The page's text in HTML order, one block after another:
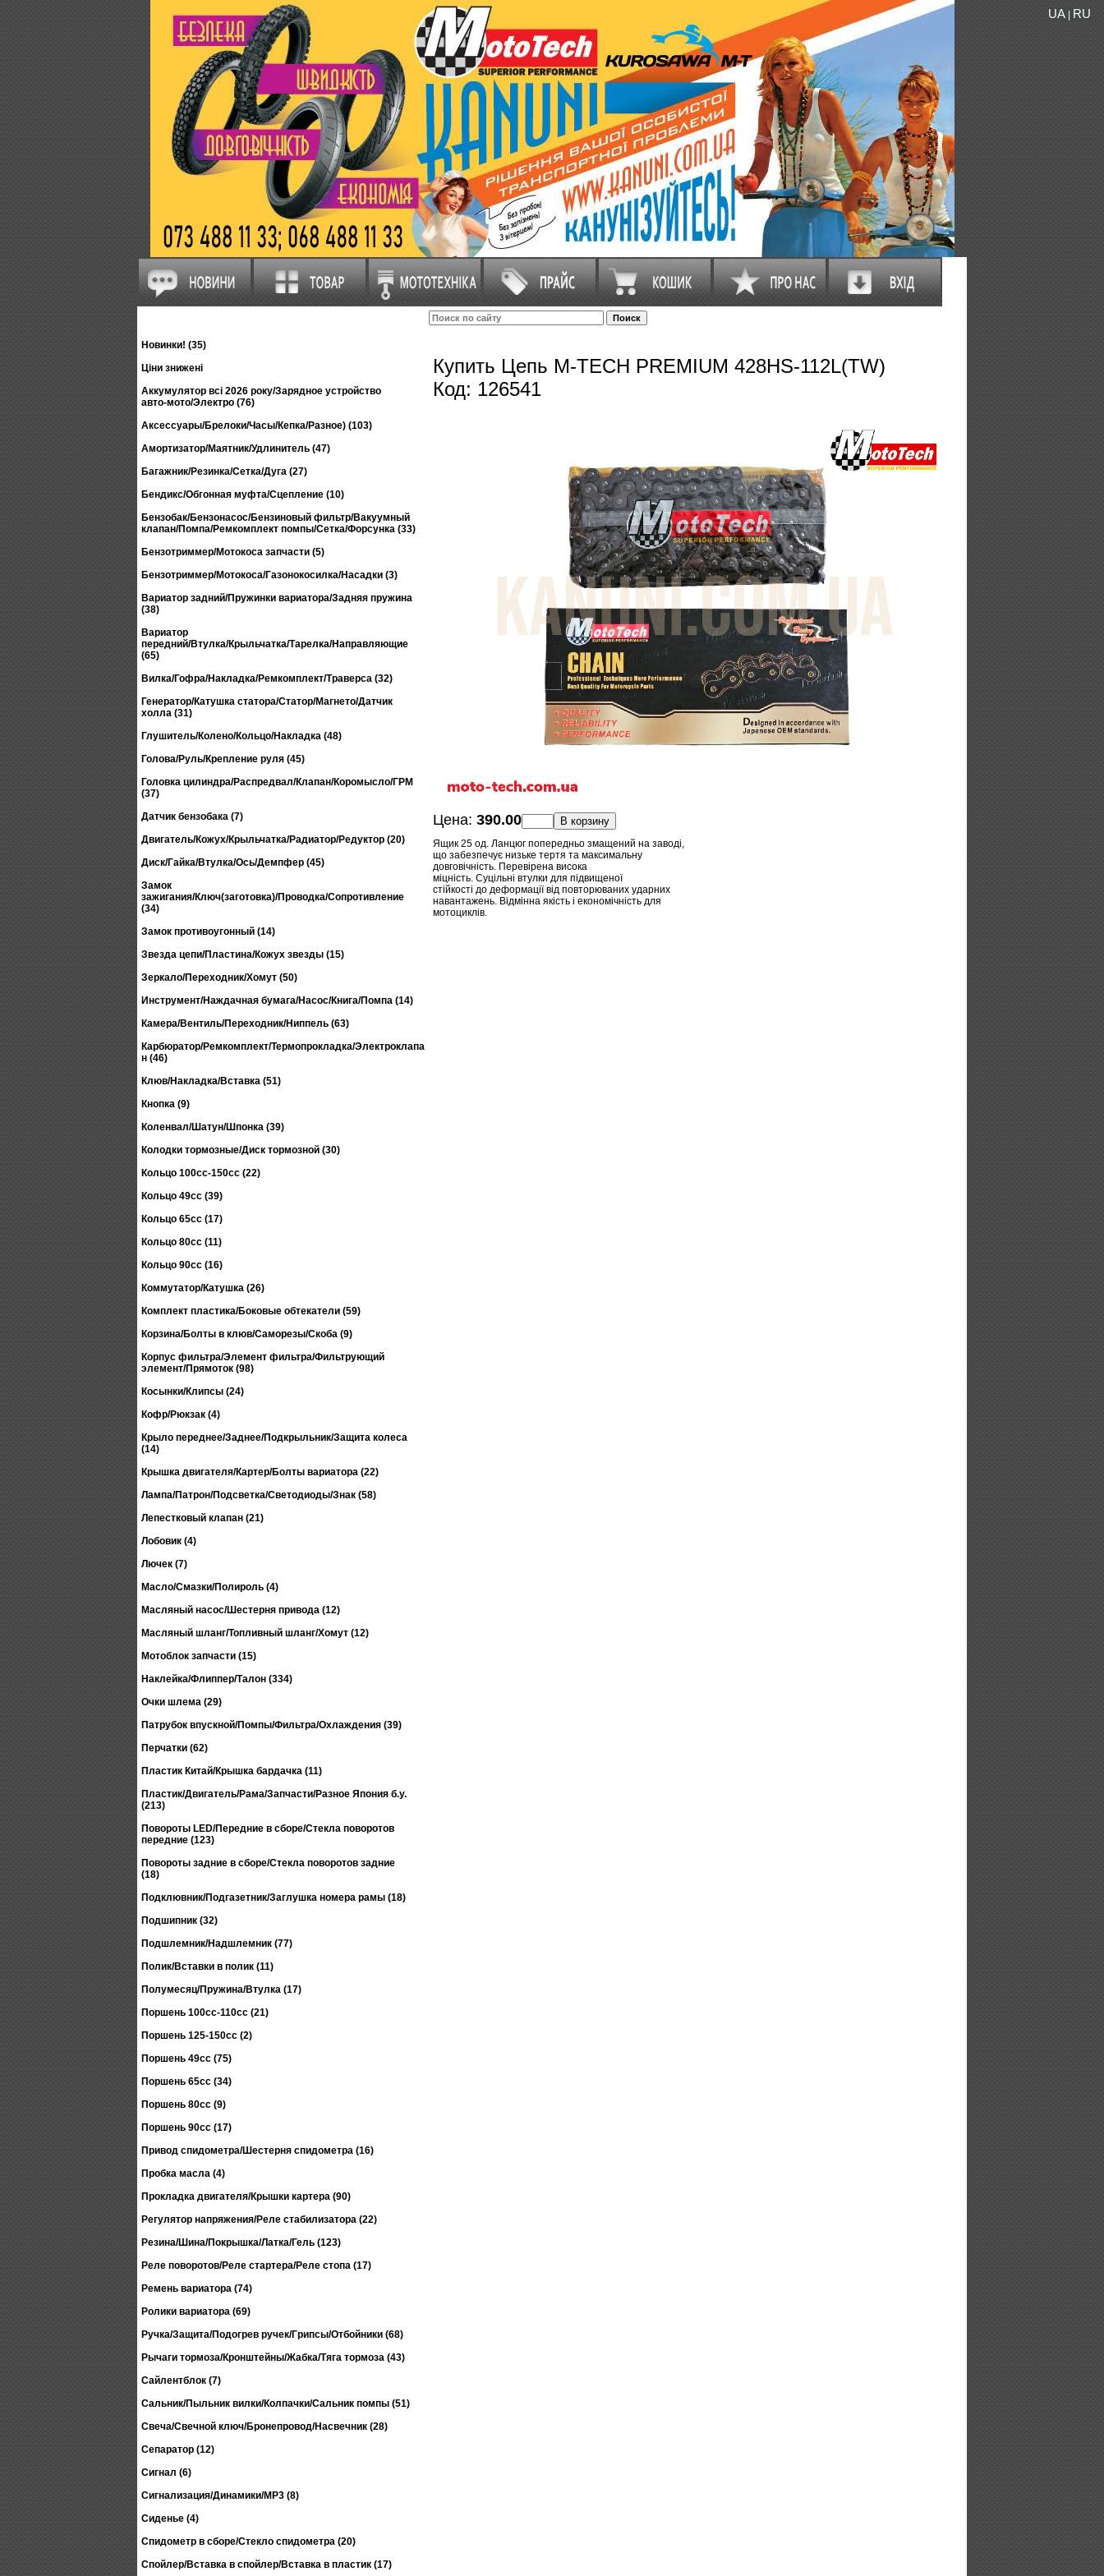
UA RU
Новинки! (35)
Ціни знижені
Аккумулятор всі 2026 року/Зарядное устройство
авто-мото/Электро (76)
Аксессуары/Брелоки/Часы/Кепка/Разное) (103)
Амортизатор/Маятник/Удлинитель (47)
Багажник/Резинка/Сетка/Дуга (27)
Бендикс/Обгонная муфта/Сцепление (10)
Бензобак/Бензонасос/Бензиновый фильтр/Вакуумный
клапан/Помпа/Ремкомплект помпы/Сетка/Форсунка (33)
Бензотриммер/Мотокоса запчасти (5)
Бензотриммер/Мотокоса/Газонокосилка/Насадки (3)
Вариатор задний/Пружинки вариатора/Задняя пружина
(38)
Вариатор
передний/Втулка/Крыльчатка/Тарелка/Направляющие
(65)
Вилка/Гофра/Накладка/Ремкомплект/Траверса (32)
Генератор/Катушка статора/Статор/Магнето/Датчик
холла (31)
Глушитель/Колено/Кольцо/Накладка (48)
Голова/Руль/Крепление руля (45)
Головка цилиндра/Распредвал/Клапан/Коромысло/ГРМ
(37)
Датчик бензобака (7)
Двигатель/Кожух/Крыльчатка/Радиатор/Редуктор (20)
Диск/Гайка/Втулка/Ось/Демпфер (45)
Замок
зажигания/Ключ(заготовка)/Проводка/Сопротивление
(34)
Замок противоугонный (14)
Звезда цепи/Пластина/Кожух звезды (15)
Зеркало/Переходник/Хомут (50)
Инструмент/Наждачная бумага/Насос/Книга/Помпа (14)
Камера/Вентиль/Переходник/Ниппель (63)
Карбюратор/Ремкомплект/Термопрокладка/Электроклапа
н (46)
Клюв/Накладка/Вставка (51)
Кнопка (9)
Коленвал/Шатун/Шпонка (39)
Колодки тормозные/Диск тормозной (30)
Кольцо 100сс-150сс (22)
Кольцо 49сс (39)
Кольцо 65сс (17)
Кольцо 80сс (11)
Кольцо 90сс (16)
Коммутатор/Катушка (26)
Комплект пластика/Боковые обтекатели (59)
Корзина/Болты в клюв/Саморезы/Скоба (9)
Корпус фильтра/Элемент фильтра/Фильтрующий
элемент/Прямоток (98)
Косынки/Клипсы (24)
Кофр/Рюкзак (4)
Крыло переднее/Заднее/Подкрыльник/Защита колеса
(14)
Крышка двигателя/Картер/Болты вариатора (22)
Лампа/Патрон/Подсветка/Светодиоды/Знак (58)
Лепестковый клапан (21)
Лобовик (4)
Лючек (7)
Масло/Смазки/Полироль (4)
Масляный насос/Шестерня привода (12)
Масляный шланг/Топливный шланг/Хомут (12)
Мотоблок запчасти (15)
Наклейка/Флиппер/Талон (334)
Очки шлема (29)
Патрубок впускной/Помпы/Фильтра/Охлаждения (39)
Перчатки (62)
Пластик Китай/Крышка бардачка (11)
Пластик/Двигатель/Рама/Запчасти/Разное Япония б.у.
(213)
Повороты LED/Передние в сборе/Стекла поворотов
передние (123)
Повороты задние в сборе/Стекла поворотов задние
(18)
Подклювник/Подгазетник/Заглушка номера рамы (18)
Подшипник (32)
Подшлемник/Надшлемник (77)
Полик/Вставки в полик (11)
Полумесяц/Пружина/Втулка (17)
Поршень 100сс-110сс (21)
Поршень 125-150сс (2)
Поршень 49сс (75)
Поршень 65сс (34)
Поршень 80сс (9)
Поршень 90сс (17)
Привод спидометра/Шестерня спидометра (16)
Пробка масла (4)
Прокладка двигателя/Крышки картера (90)
Регулятор напряжения/Реле стабилизатора (22)
Резина/Шина/Покрышка/Латка/Гель (123)
Реле поворотов/Реле стартера/Реле стопа (17)
Ремень вариатора (74)
Ролики вариатора (69)
Ручка/Защита/Подогрев ручек/Грипсы/Отбойники (68)
Рычаги тормоза/Кронштейны/Жабка/Тяга тормоза (43)
Сайлентблок (7)
Сальник/Пыльник вилки/Колпачки/Сальник помпы (51)
Свеча/Свечной ключ/Бронепровод/Насвечник (28)
Сепаратор (12)
Сигнал (6)
Сигнализация/Динамики/MP3 (8)
Сиденье (4)
Спидометр в сборе/Стекло спидометра (20)
Спойлер/Вставка в спойлер/Вставка в пластик (17)
Купить Цепь M-TECН PREMIUM 428HS-112L(TW)
Код: 126541
Цена: 390.00 В корзину
Ящик 25 од. Ланцюг попередньо змащений на заводі,
що забезпечує низьке тертя та максимальну
довговічність. Перевірена висока
міцність. Суцільні втулки для підвищеної
стійкості до деформації від повторюваних ударних
навантажень. Відмінна якість і економічність для
мотоциклів.